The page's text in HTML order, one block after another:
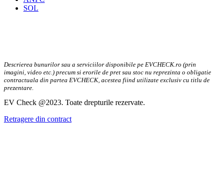
SOL
Descrierea bunurilor sau a serviciilor disponibile pe EVCHECK.ro (prin
imagini, video etc.) precum si erorile de pret sau stoc nu reprezinta o obligatie
contractuala din partea EVCHECK, acestea fiind utilizate exclusiv cu titlu de
prezentare.
EV Check @2023. Toate drepturile rezervate.
Retragere din contract